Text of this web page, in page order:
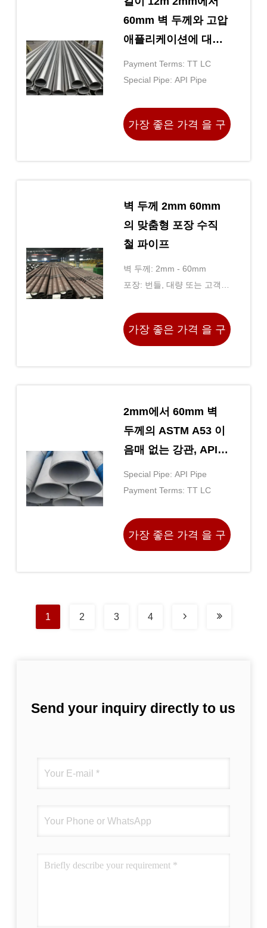
60mm 벽 두께와 고압
애플리케이션에 대한
GB/T17396 표준
Payment Terms: TT LC
Special Pipe: API Pipe
가장 좋은 가격 을 구
벽 두께 2mm 60mm
의 맞춤형 포장 수직
철 파이프
벽 두께: 2mm - 60mm
포장: 번들, 대량 또는 고객의
가장 좋은 가격 을 구
2mm에서 60mm 벽
두께의 ASTM A53 이
음매 없는 강관, API
5L 및 ASTM A106 표
준
Special Pipe: API Pipe
Payment Terms: TT LC
가장 좋은 가격 을 구
1 2 3 4
Send your inquiry directly to us